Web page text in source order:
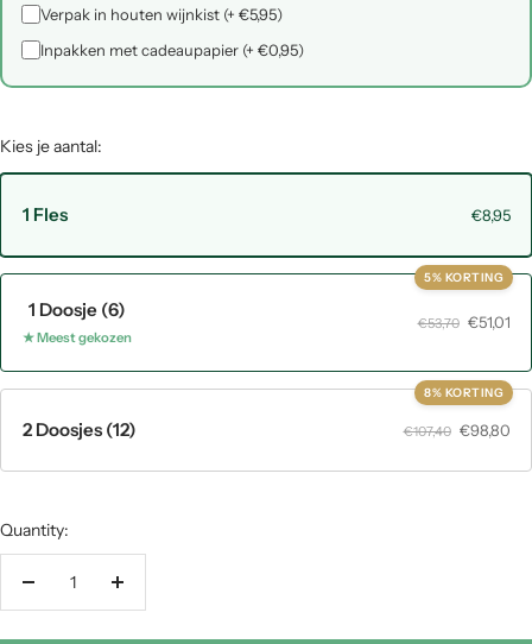
Verpak in houten wijnkist (+ €5,95)
Inpakken met cadeaupapier (+ €0,95)
Kies je aantal:
1 Fles €8,95
5% KORTING
1 Doosje (6)
★ Meest gekozen
€53,70 €51,01
8% KORTING
2 Doosjes (12) €107,40 €98,80
Quantity:
Decrease
Increase